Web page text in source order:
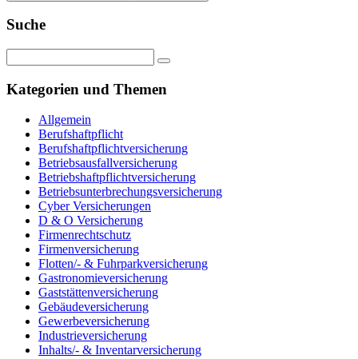
Suche
Kategorien und Themen
Allgemein
Berufshaftpflicht
Berufshaftpflichtversicherung
Betriebsausfallversicherung
Betriebshaftpflichtversicherung
Betriebsunterbrechungsversicherung
Cyber Versicherungen
D & O Versicherung
Firmenrechtschutz
Firmenversicherung
Flotten/- & Fuhrparkversicherung
Gastronomieversicherung
Gaststättenversicherung
Gebäudeversicherung
Gewerbeversicherung
Industrieversicherung
Inhalts/- & Inventarversicherung